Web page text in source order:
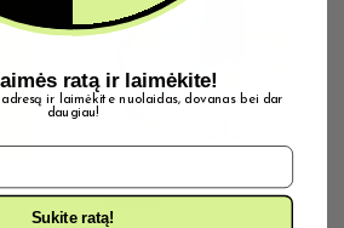
ratą ir laimėkite!
ir laimėkite nuolaidas, dovanas bei dar
daugiau!
Sukite ratą!